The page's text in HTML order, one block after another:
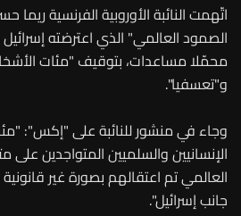
اتّهمت النائبة الأوروبية الفرنسية
الصمود العالمي" الذي اعترضته
محمّلا مساعدات، بتوقيف "مئات
و"تعسفيا".
وجاء في منشور للنائبة على "إكس":
الإنسانيين والسلميين المتواجدين
العالمي تم اعتقالهم بصورة غير
جانب إسرائيل".